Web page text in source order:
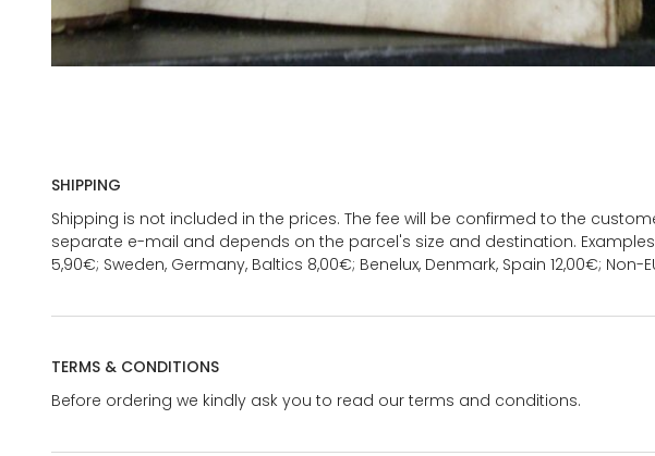
SHIPPING
Shipping is not included in the prices. The fee will be confirmed to the
separate e-mail and depends on the parcel's size and destination.
5,90€; Sweden, Germany, Baltics 8,00€; Benelux, Denmark, Spain 12,00€; Non-
TERMS & CONDITIONS
Before ordering we kindly ask you to read our terms and conditions.